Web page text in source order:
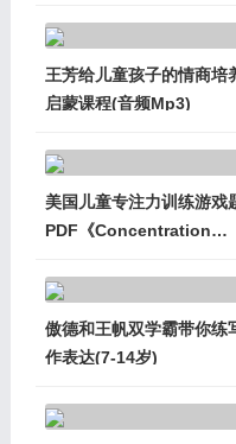
王芳给儿童孩子的情商培
启蒙课程(音频Mp3)
美国儿童专注力训练游戏
PDF《Concentration
傲德和王帆双学霸带你练
作表达(7-14岁)